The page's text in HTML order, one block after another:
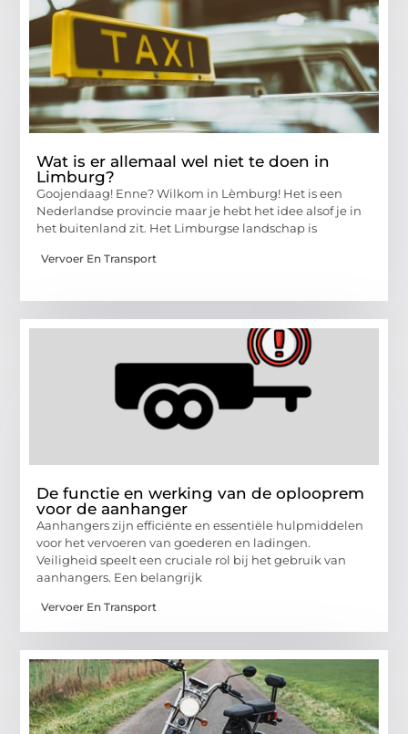
Wat is er allemaal wel niet te doen in
Limburg?
Goojendaag! Enne? Wilkom in Lèmburg! Het is een
Nederlandse provincie maar je hebt het idee alsof je in
het buitenland zit. Het Limburgse landschap is
Vervoer En Transport
De functie en werking van de oplooprem
voor de aanhanger
Aanhangers zijn efficiënte en essentiële hulpmiddelen
voor het vervoeren van goederen en ladingen.
Veiligheid speelt een cruciale rol bij het gebruik van
aanhangers. Een belangrijk
Vervoer En Transport